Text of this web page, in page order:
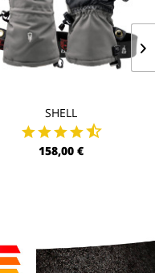
SHELL
158,00 €